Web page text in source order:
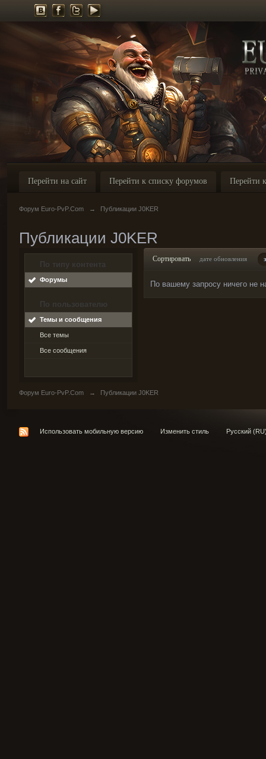
Перейти на сайт Перейти к списку форумов Перейти
Форум Euro-PvP.Com → Публикации J0KER
Публикации J0KER
По типу контента
Форумы
По пользователю
Темы и сообщения
Все темы
Все сообщения
Сортировать дате обновления
По вашему запросу ничего не
Форум Euro-PvP.Com → Публикации J0KER
Использовать мобильную версию Изменить стиль Русский